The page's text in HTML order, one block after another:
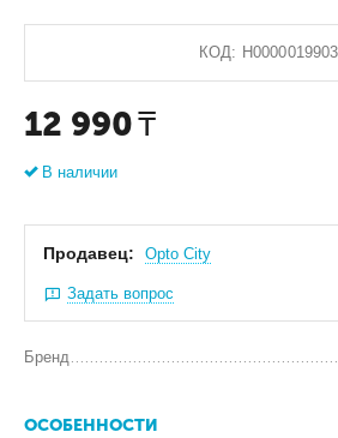
КОД: Н0000019903
12 990 ₸
В наличии
Продавец: Оpto City
Задать вопрос
Бренд
ОСОБЕННОСТИ